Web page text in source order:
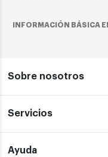
INFORMACIÓN BÁSICA
Sobre nosotros
Servicios
Ayuda